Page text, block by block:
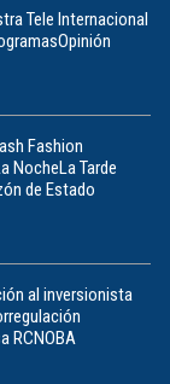
Tele Internacional
Opinión
Fashion
NocheLa Tarde
de Estado
al inversionista
RCNOBA